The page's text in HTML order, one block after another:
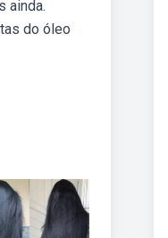
ainda.
do óleo